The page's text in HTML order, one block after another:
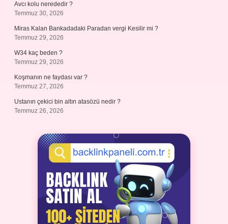
Avcı kolu nerededir ?
Temmuz 30, 2026
Miras Kalan Bankadadaki Paradan vergi Kesilir mi ?
Temmuz 29, 2026
W34 kaç beden ?
Temmuz 29, 2026
Koşmanın ne faydası var ?
Temmuz 27, 2026
Ustanın çekici bin altın atasözü nedir ?
Temmuz 26, 2026